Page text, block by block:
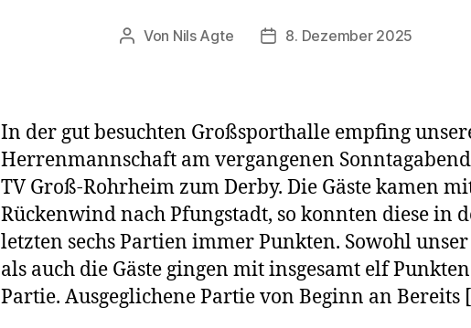
Beitragsautor
Von Nils Agte Veröffentlichungsdatum
8. Dezember 2025
In der gut besuchten Großsporthalle empfing
Herrenmannschaft am vergangenen
TV Groß-Rohrheim zum Derby. Die Gäste kamen
Rückenwind nach Pfungstadt, so konnten diese in
letzten sechs Partien immer Punkten. Sowohl unser
als auch die Gäste gingen mit insgesamt elf
Partie. Ausgeglichene Partie von Beginn an